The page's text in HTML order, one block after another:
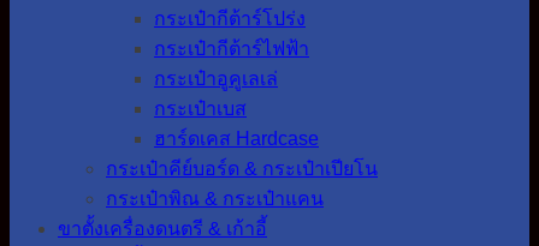
กระเป๋ากีต้าร์โปร่ง
กระเป๋ากีต้าร์ไฟฟ้า
กระเป๋าอูคูเลเล่
กระเป๋าเบส
ฮาร์ดเคส Hardcase
กระเป๋าคีย์บอร์ด & กระเป๋าเปียโน
กระเป๋าพิณ & กระเป๋าแคน
ขาตั้งเครื่องดนตรี & เก้าอี้